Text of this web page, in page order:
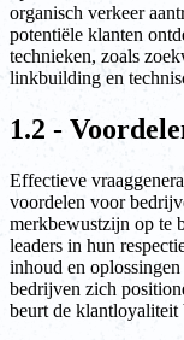
organisch verkeer
potentiële klanten
technieken, zoals
linkbuilding en
1.2 -
Effectieve
voordelen voor
merkbewustzijn op te
leaders in hun
inhoud en
bedrijven zich
beurt de klantloyaliteit